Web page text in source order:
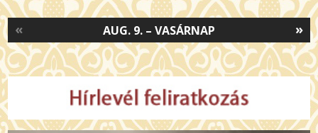
»
AUG. 9. – VASÁRNAP
«